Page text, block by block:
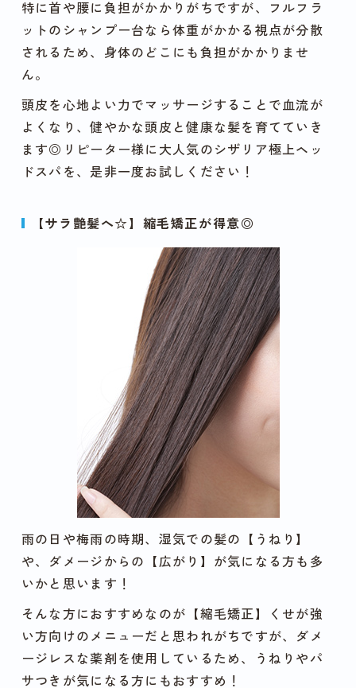
特に首や腰に負担がかかりがちですが、フルフラ
ットのシャンプー台なら体重がかかる視点が分散
されるため、身体のどこにも負担がかかりませ
ん。
頭皮を心地よい力でマッサージすることで血流が
よくなり、健やかな頭皮と健康な髪を育てていき
ます◎リピーター様に大人気のシザリア極上ヘッ
ドスパを、是非一度お試しください！
【サラ艶髪へ☆】縮毛矯正が得意◎
雨の日や梅雨の時期、湿気での髪の【うねり】
や、ダメージからの【広がり】が気になる方も多
いかと思います！
そんな方におすすめなのが【縮毛矯正】くせが強
い方向けのメニューだと思われがちですが、ダメ
ージレスな薬剤を使用しているため、うねりやパ
サつきが気になる方にもおすすめ！